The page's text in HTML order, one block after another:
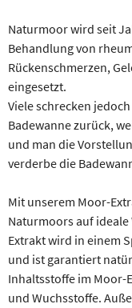
Naturmoor wird seit
Behandlung von
Rückenschmerzen,
eingesetzt.
Viele schrecken
Badewanne zurück,
und man die
verderbe die
Mit unserem Moor-
Naturmoors auf
Extrakt wird in einem
und ist garantiert
Inhaltsstoffe im Moor-
und Wuchs­stoffe.